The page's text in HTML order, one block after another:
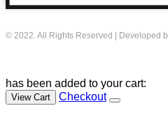
© 2022. All Rights Reserved | Developed
has been added to your cart:
View Cart Checkout